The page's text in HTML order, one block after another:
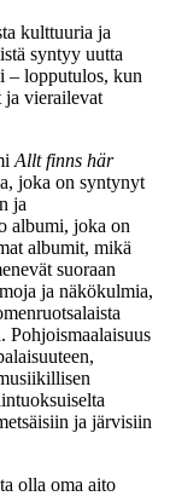
kulttuuria ja
syntyy uutta
– lopputulos, kun
ja vierailevat
Allt finns här
joka on syntynyt
ja
albumi, joka on
albumit, mikä
suoraan
ja näkökulmia,
Pohjoismaalaisuus
ja järvisiin
olla oma aito